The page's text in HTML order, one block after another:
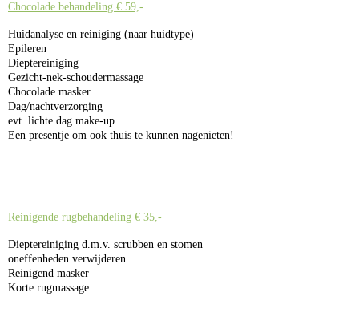
Chocolade behandeling € 59,-
Huidanalyse en reiniging (naar huidtype)
Epileren
Dieptereiniging
Gezicht-nek-schoudermassage
Chocolade masker
Dag/nachtverzorging
evt. lichte dag make-up
Een presentje om ook thuis te kunnen nagenieten!
Reinigende rugbehandeling € 35,-
Dieptereiniging d.m.v. scrubben en stomen
oneffenheden verwijderen
Reinigend masker
Korte rugmassage